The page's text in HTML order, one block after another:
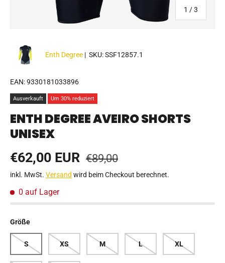
1 /von
3
Enth Degree | SKU:SSF12857.1
EAN:9330181033896
Ausverkauft Um 30% reduziert
ENTH DEGREE AVEIRO SHORTS
UNISEX
Verkaufspreis
€62,00 EUR Normaler Preis
€89,00
inkl. MwSt. Versand wird beim Checkout berechnet.
0 auf Lager
Größe
S XS M L XL